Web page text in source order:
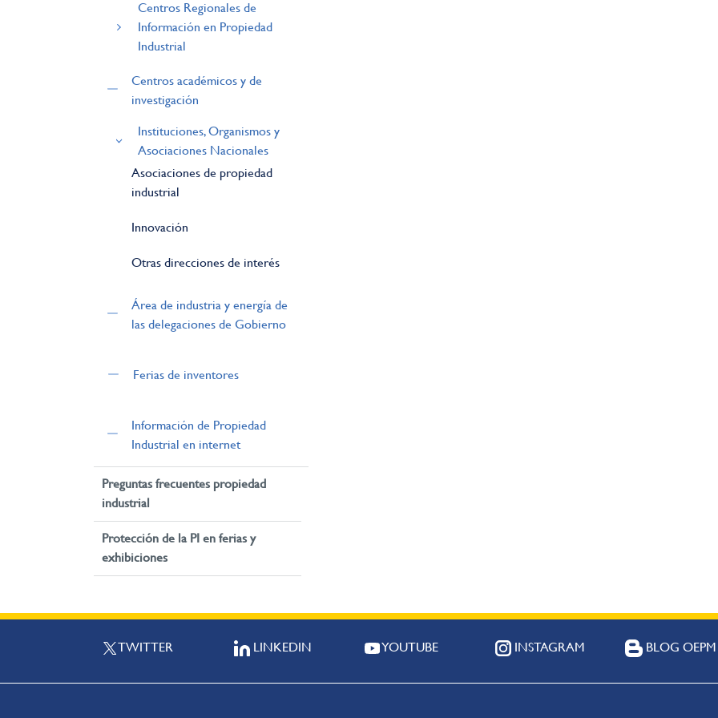
Centros Regionales de
Información en Propiedad
Industrial
Centros académicos y de
investigación
Instituciones, Organismos y
Asociaciones Nacionales
Asociaciones de propiedad
industrial
Innovación
Otras direcciones de interés
Área de industria y energía de
las delegaciones de Gobierno
Ferias de inventores
Información de Propiedad
Industrial en internet
Preguntas frecuentes propiedad
industrial
Protección de la PI en ferias y
exhibiciones
TWITTER LINKEDIN YOUTUBE INSTAGRAM BLOG OEPM